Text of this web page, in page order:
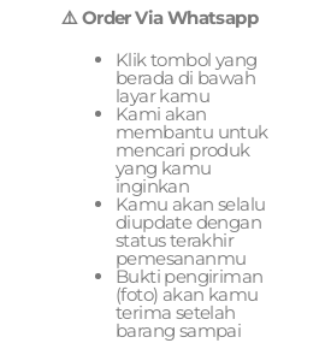
⚠️ Order Via Whatsapp
Klik tombol yang
berada di bawah
layar kamu
Kami akan
membantu untuk
mencari produk
yang kamu
inginkan
Kamu akan selalu
diupdate dengan
status terakhir
pemesananmu
Bukti pengiriman
(foto) akan kamu
terima setelah
barang sampai